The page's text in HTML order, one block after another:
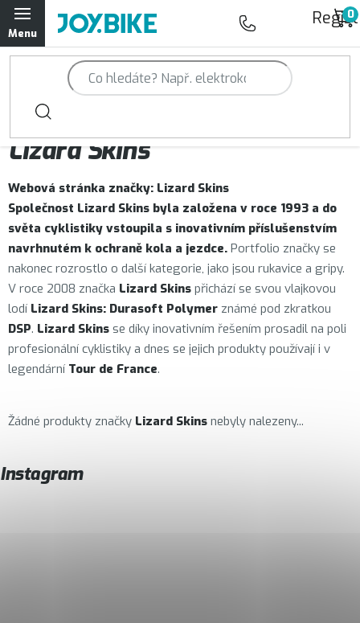
Přejít
na
obsah
Trailová kola Qayron
Horská kola Qayron
Dámská horská kola Qayron
Předváděcí kola Qayron
Rámy Qayron
Doplňky a oblečení Qayron
Kontakt Servisní a výdejní místa
Magazín JOY.BIKE
Moje objednávka
Prodávané značky
Lizard Skins
Webová stránka značky: Lizard Skins
Společnost Lizard Skins byla založena v roce 1993 a do
světa cyklistiky vstoupila s inovativním příslušenstvím
navrhnutém k ochraně kola a jezdce. Portfolio značky se
nakonec rozrostlo o další kategorie, jako jsou rukavice a gripy.
V roce 2008 značka Lizard Skins přichází se svou vlajkovou
lodí Lizard Skins: Durasoft Polymer známé pod zkratkou
DSP. Lizard Skins se díky inovativním řešením prosadil na poli
profesionální cyklistiky a dnes se jejich produkty používají i v
legendární Tour de France.
Žádné produkty značky Lizard Skins nebyly nalezeny...
Instagram